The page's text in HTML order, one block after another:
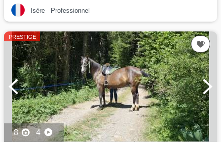
Isère Professionnel
PRESTIGE
8 4